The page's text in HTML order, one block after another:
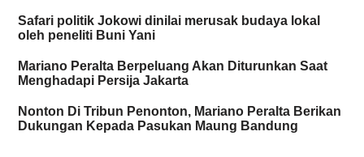
Safari politik Jokowi dinilai merusak budaya lokal
oleh peneliti Buni Yani
Mariano Peralta Berpeluang Akan Diturunkan Saat
Menghadapi Persija Jakarta
Nonton Di Tribun Penonton, Mariano Peralta Berikan
Dukungan Kepada Pasukan Maung Bandung